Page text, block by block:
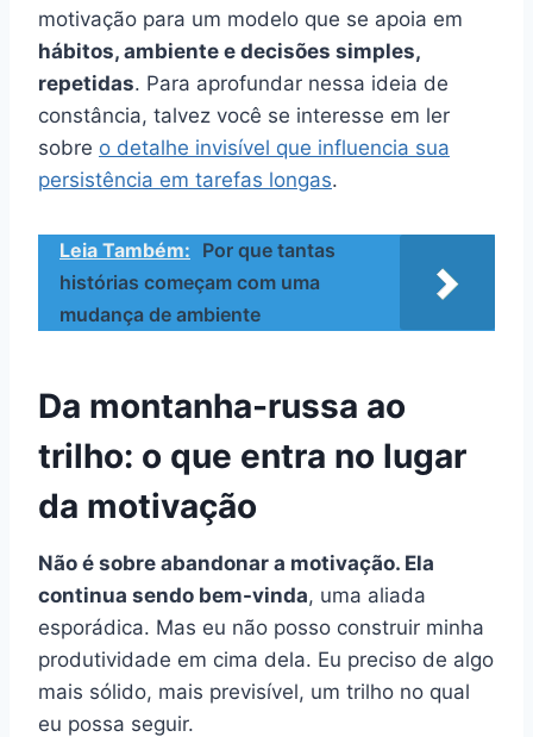
motivação para um modelo que se apoia em
hábitos, ambiente e decisões simples,
repetidas. Para aprofundar nessa ideia de
constância, talvez você se interesse em ler
sobre o detalhe invisível que influencia sua
persistência em tarefas longas.
Leia Também: Por que tantas
histórias começam com uma
mudança de ambiente
Da montanha-russa ao
trilho: o que entra no lugar
da motivação
Não é sobre abandonar a motivação. Ela
continua sendo bem-vinda, uma aliada
esporádica. Mas eu não posso construir minha
produtividade em cima dela. Eu preciso de algo
mais sólido, mais previsível, um trilho no qual
eu possa seguir.